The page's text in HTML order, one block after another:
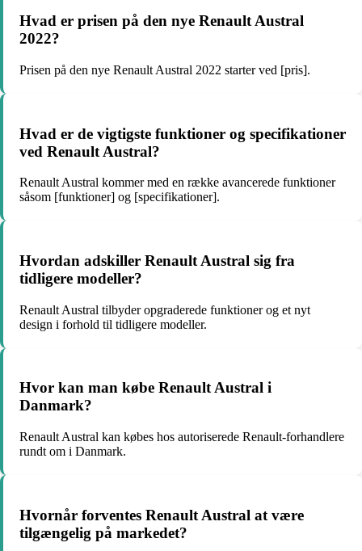
Hvad er prisen på den nye Renault Austral
2022?
Prisen på den nye Renault Austral 2022 starter ved [pris].
Hvad er de vigtigste funktioner og specifikationer
ved Renault Austral?
Renault Austral kommer med en række avancerede funktioner
såsom [funktioner] og [specifikationer].
Hvordan adskiller Renault Austral sig fra
tidligere modeller?
Renault Austral tilbyder opgraderede funktioner og et nyt
design i forhold til tidligere modeller.
Hvor kan man købe Renault Austral i
Danmark?
Renault Austral kan købes hos autoriserede Renault-forhandlere
rundt om i Danmark.
Hvornår forventes Renault Austral at være
tilgængelig på markedet?